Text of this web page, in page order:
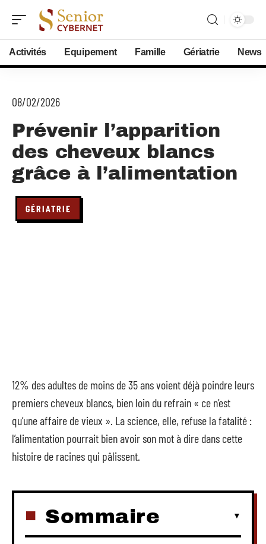
Activités Equipement Famille Gériatrie News
08/02/2026
Prévenir l’apparition
des cheveux blancs
grâce à l’alimentation
GÉRIATRIE
12% des adultes de moins de 35 ans voient déjà poindre leurs
premiers cheveux blancs, bien loin du refrain « ce n’est
qu’une affaire de vieux ». La science, elle, refuse la fatalité :
l’alimentation pourrait bien avoir son mot à dire dans cette
histoire de racines qui pâlissent.
Sommaire